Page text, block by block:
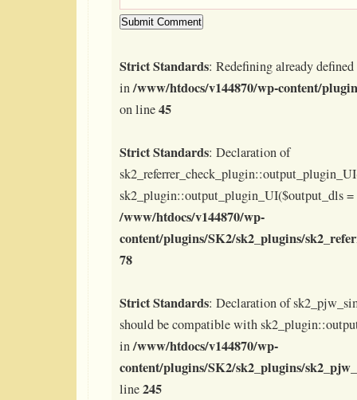
Strict Standards: Redefining already
in/www/htdocs/v144870/wp-content/
on line45
Strict Standards: Declaration of
sk2_plugin::output_plugin_UI($output_dls =
/www/htdocs/v144870/wp-
content/plugins/SK2/sk2_plugins/
78
Strict Standards: Declaration of
should be compatible with
in/www/htdocs/v144870/wp-
content/plugins/SK2/sk2_plugins/
line245